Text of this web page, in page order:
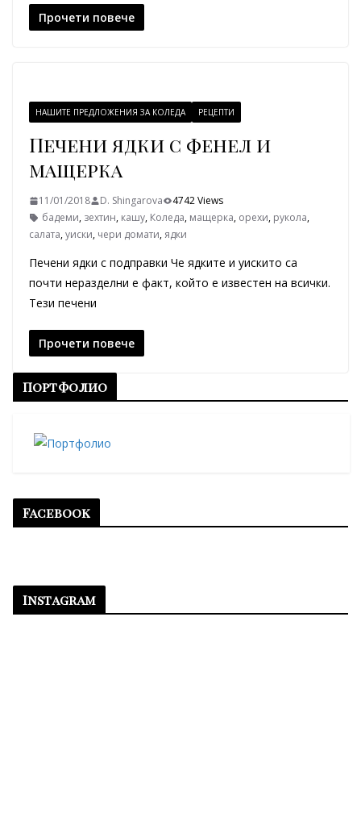
Прочети повече
НАШИТЕ ПРЕДЛОЖЕНИЯ ЗА КОЛЕДА РЕЦЕПТИ
Печени ядки с фенел и
мащерка
11/01/2018 D. Shingarova
4742 Views
бадеми, зехтин, кашу, Коледа, мащерка, орехи, рукола,
салата,уиски, чери домати, ядки
Печени ядки с подправки Че ядките и уискито са
почти неразделни е факт, който е известен на всички.
Тези печени
Прочети повече
Портфолио
Facebook
Instagram